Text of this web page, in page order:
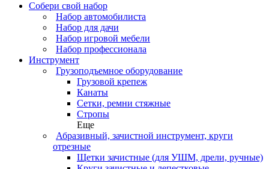
Собери свой набор
Набор автомобилиста
Набор для дачи
Набор игровой мебели
Набор профессионала
Инструмент
Грузоподъемное оборудование
Грузовой крепеж
Канаты
Сетки, ремни стяжные
Стропы
Еще
Абразивный, зачистной инструмент, круги
отрезные
Щетки зачистные (для УШМ, дрели, ручные)